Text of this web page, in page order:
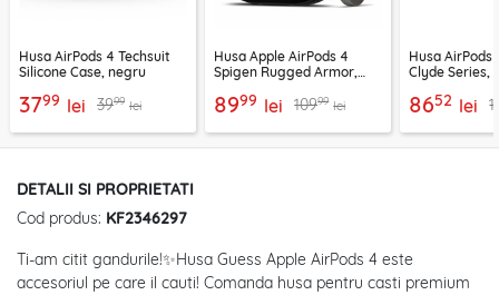
Husa AirPods 4 Techsuit
Silicone Case, negru
3799 lei 3999 lei
Husa Apple AirPods 4
Spigen Rugged Armor,
8999 lei 10999 lei
Husa AirPods
Clyde Series,
8652 lei
DETALII SI PROPRIETATI
Cod produs: KF2346297
Ti-am citit gandurile!✨Husa Guess Apple AirPods 4 este
accesoriul pe care il cauti! Comanda husa pentru casti premium